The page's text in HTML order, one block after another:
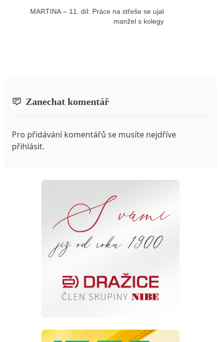
MARTINA – 11. díl: Práce na střeše se ujal
manžel s kolegy
Zanechat komentář
Pro přidávání komentářů se musíte nejdříve
přihlásit.